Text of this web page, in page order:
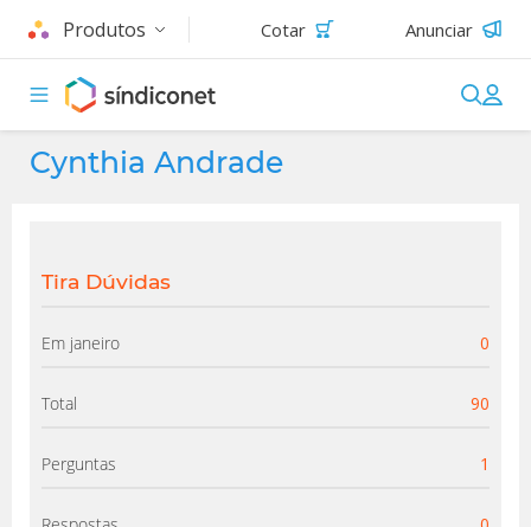
Produtos Cotar Anunciar
Cynthia Andrade
Tira Dúvidas
Em janeiro 0
Total 90
Perguntas 1